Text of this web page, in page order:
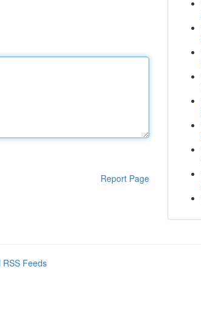
Report Page
RSS Feeds